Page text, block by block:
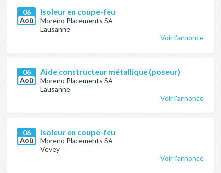
06
Aoû
Isoleur en coupe-feu
Moreno Placements SA
Lausanne
Voir l'annonce
06
Aoû
Aide constructeur métallique (poseur)
Moreno Placements SA
Lausanne
Voir l'annonce
06
Aoû
Isoleur en coupe-feu
Moreno Placements SA
Vevey
Voir l'annonce